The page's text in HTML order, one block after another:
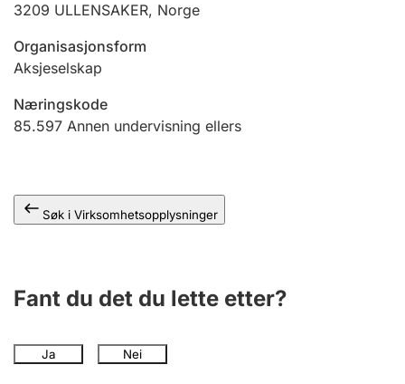
Ektepaktveileder
Offentlig sektor
3209 ULLENSAKER, Norge
Organisasjonsform
Aksjeselskap
Næringskode
85.597 Annen undervisning ellers
Søk i Virksomhetsopplysninger
Fant du det du lette etter?
Ja Nei